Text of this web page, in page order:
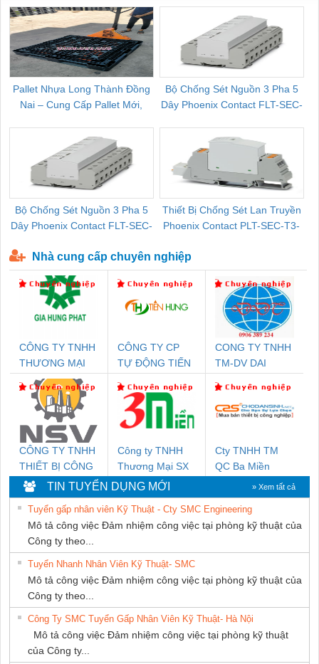
Pallet Nhựa Long Thành Đồng
Nai – Cung Cấp Pallet Mới,
Bộ Chống Sét Nguồn 3 Pha 5
Dây Phoenix Contact FLT-SEC-
Bộ Chống Sét Nguồn 3 Pha 5
Dây Phoenix Contact FLT-SEC-
Thiết Bị Chống Sét Lan Truyền
Phoenix Contact PLT-SEC-T3-
Nhà cung cấp chuyên nghiệp
CÔNG TY TNHH
THƯƠNG MẠI
DỊCH VỤ KỸ
THUẬT ĐIỆN CƠ
GIA HƯNG PHÁT
CÔNG TY CP
TỰ ĐỘNG TIẾN
CONG TY TNHH
TM-DV DAI
CÔNG TY TNHH
THIẾT BỊ CÔNG
NGHIỆP NIHON
SETSUBI VIỆT
NAM
Công ty TNHH
Thương Mại SX
Ba Miền
Cty TNHH TM
QC Ba Miền
TIN TUYỂN DỤNG MỚI » Xem tất cả
Tuyển gấp nhân viên Kỹ Thuật - Cty SMC Engineering
Mô tả công việc Đảm nhiệm công việc tại phòng kỹ thuật của
Công ty theo...
Tuyển Nhanh Nhân Viên Kỹ Thuật- SMC
Mô tả công việc Đảm nhiệm công việc tại phòng kỹ thuật của
Công ty theo...
Công Ty SMC Tuyển Gấp Nhân Viên Kỹ Thuật- Hà Nội
Mô tả công việc Đảm nhiệm công việc tại phòng kỹ thuật
của Công ty...